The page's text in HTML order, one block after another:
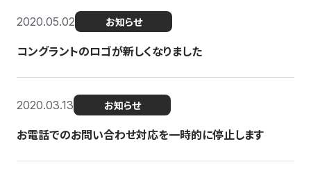
2020.05.02 お知らせ
コングラントのロゴが新しくなりました
2020.03.13 お知らせ
お電話でのお問い合わせ対応を一時的に停止します